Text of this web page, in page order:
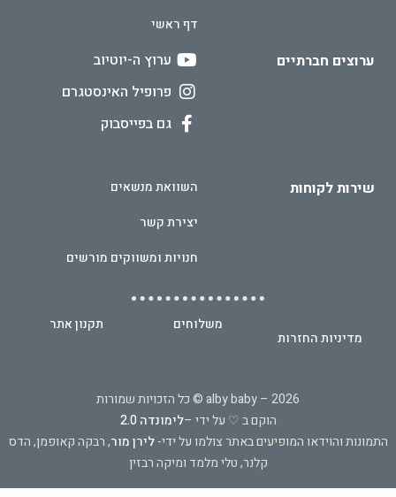
דף ראשי
ערוצים חברתיים
ערוץ ה-יוטיוב
פרופיל האינסטגרם
גם בפייסבוק
שירות לקוחות
השוואת מנשאים
יצירת קשר
חנויות ומשווקים מורשים
מדיניות החזרות
משלוחים תקנון אתר
2026 – alby baby © כל הזכויות שמורות
הוקם ב ♡ על ידי –לימונדה 2.0
התמונות והוידאו המופיעים באתר צולמו על ידי-לירן מור, רבקה קאופמן, הדס
קלנר, טלי מלמד ומיקה רבזין